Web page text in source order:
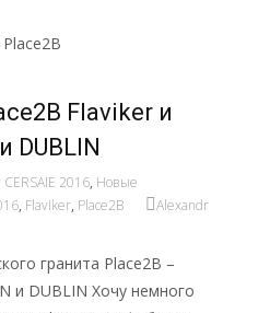
Flaviker и
DUBLIN
2016, Новые
, Flaviker, Place2B Alexandr
гранита Place2B –
и DUBLIN Хочу немного